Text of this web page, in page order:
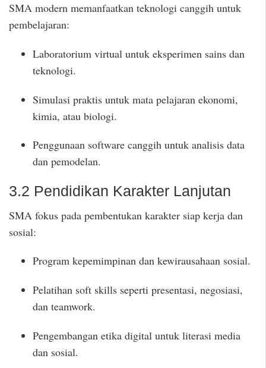
SMA modern memanfaatkan teknologi canggih untuk
pembelajaran:
Laboratorium virtual untuk eksperimen sains dan
teknologi.
Simulasi praktis untuk mata pelajaran ekonomi,
kimia, atau biologi.
Penggunaan software canggih untuk analisis data
dan pemodelan.
3.2 Pendidikan Karakter Lanjutan
SMA fokus pada pembentukan karakter siap kerja dan
sosial:
Program kepemimpinan dan kewirausahaan sosial.
Pelatihan soft skills seperti presentasi, negosiasi,
dan teamwork.
Pengembangan etika digital untuk literasi media
dan sosial.